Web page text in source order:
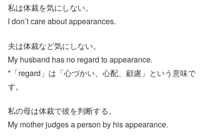
私は体裁を気にしない。
I don’t care about appearances.
夫は体裁など気にしない。
My husband has no regard to appearance.
*「regard」は「心づかい、心配、顧慮」という意味で
す。
私の母は体裁で彼を判断する。
My mother judges a person by his appearance.